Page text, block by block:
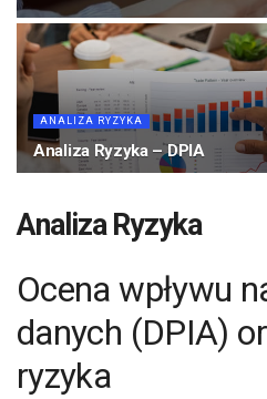
ANALIZA RYZYKA
Analiza Ryzyka – DPIA
Analiza Ryzyka
Ocena wpływu
danych (DPIA)
ryzyka